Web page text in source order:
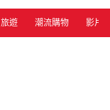
旅遊 潮流購物 影片